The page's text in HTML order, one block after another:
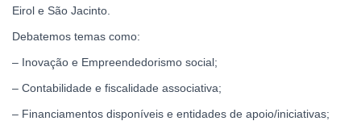
Eirol e São Jacinto.
Debatemos temas como:
– Inovação e Empreendedorismo social;
– Contabilidade e fiscalidade associativa;
– Financiamentos disponíveis e entidades de apoio/iniciativas;